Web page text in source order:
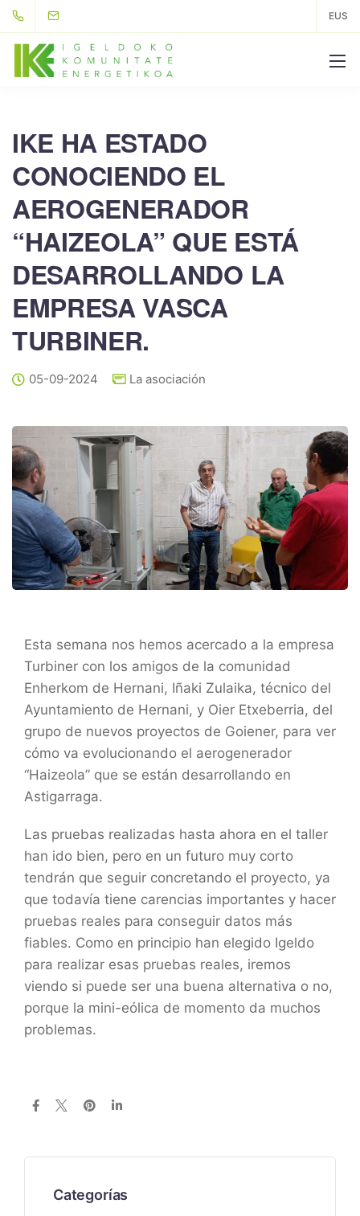
EUS
IKE HA ESTADO
CONOCIENDO EL
AEROGENERADOR
“HAIZEOLA” QUE ESTÁ
DESARROLLANDO LA
EMPRESA VASCA
TURBINER.
05-09-2024 La asociación
Esta semana nos hemos acercado a la empresa
Turbiner con los amigos de la comunidad
Enherkom de Hernani, Iñaki Zulaika, técnico del
Ayuntamiento de Hernani, y Oier Etxeberria, del
grupo de nuevos proyectos de Goiener, para ver
cómo va evolucionando el aerogenerador
“Haizeola” que se están desarrollando en
Astigarraga.
Las pruebas realizadas hasta ahora en el taller
han ido bien, pero en un futuro muy corto
tendrán que seguir concretando el proyecto, ya
que todavía tiene carencias importantes y hacer
pruebas reales para conseguir datos más
fiables. Como en principio han elegido Igeldo
para realizar esas pruebas reales, iremos
viendo si puede ser una buena alternativa o no,
porque la mini-eólica de momento da muchos
problemas.
Categorías